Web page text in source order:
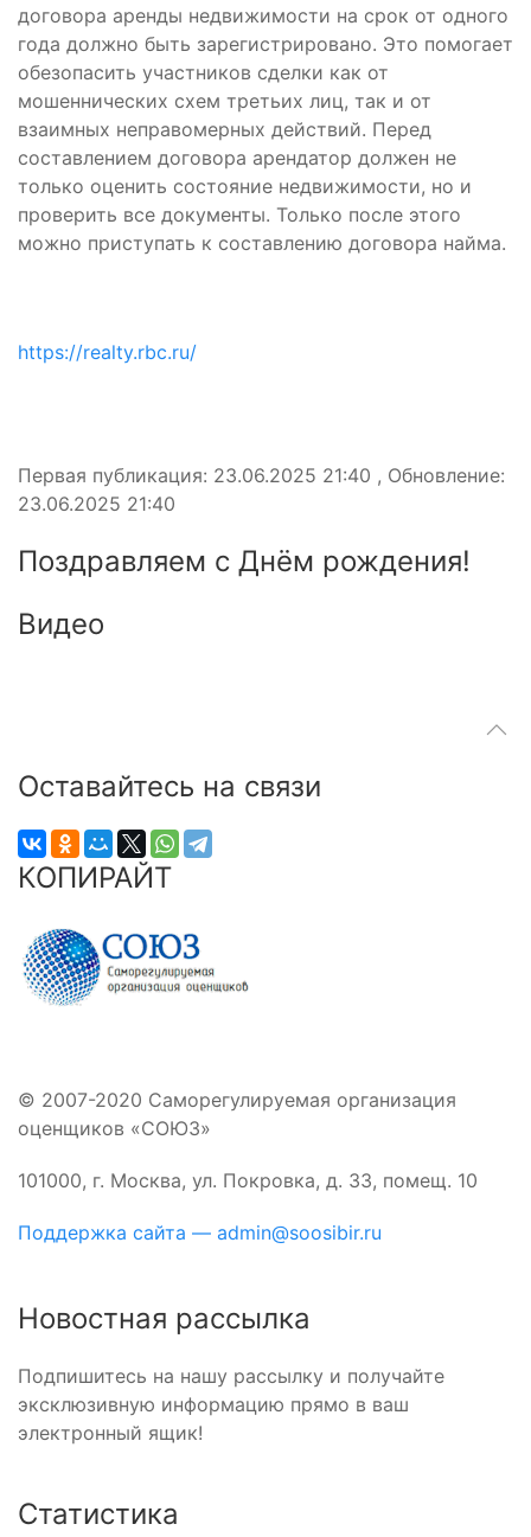
договора аренды недвижимости на срок от одного
года должно быть зарегистрировано. Это помогает
обезопасить участников сделки как от
мошеннических схем третьих лиц, так и от
взаимных неправомерных действий. Перед
составлением договора арендатор должен не
только оценить состояние недвижимости, но и
проверить все документы. Только после этого
можно приступать к составлению договора найма.
https://realty.rbc.ru/
Первая публикация: 23.06.2025 21:40 , Обновление:
23.06.2025 21:40
Поздравляем с Днём рождения!
Видео
Оставайтесь на связи
КОПИРАЙТ
© 2007-2020 Саморегулируемая организация
оценщиков «СОЮЗ»
101000, г. Москва, ул. Покровка, д. 33, помещ. 10
Поддержка сайта — admin@soosibir.ru
Новостная рассылка
Подпишитесь на нашу рассылку и получайте
эксклюзивную информацию прямо в ваш
электронный ящик!
Статистика